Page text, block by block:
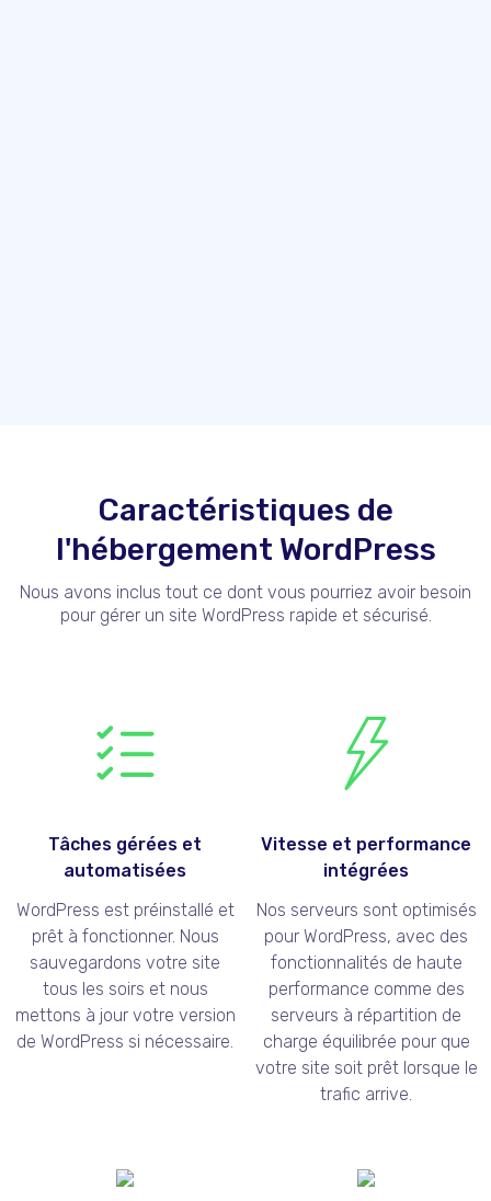
Caractéristiques de
l'hébergement WordPress
Nous avons inclus tout ce dont vous pourriez avoir besoin
pour gérer un site WordPress rapide et sécurisé.
Tâches gérées et
automatisées
WordPress est préinstallé et
prêt à fonctionner. Nous
sauvegardons votre site
tous les soirs et nous
mettons à jour votre version
de WordPress si nécessaire.
Vitesse et performance
intégrées
Nos serveurs sont optimisés
pour WordPress, avec des
fonctionnalités de haute
performance comme des
serveurs à répartition de
charge équilibrée pour que
votre site soit prêt lorsque le
trafic arrive.